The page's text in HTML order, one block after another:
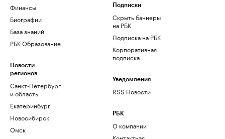
Финансы
Биографии
База знаний
РБК Образование
Новости
регионов
Санкт-Петербург
и область
Екатеринбург
Новосибирск
Омск
Подписки
Скрыть баннеры
на РБК
Подписка на РБК
Корпоративная
подписка
Уведомления
RSS Новости
РБК
О компании